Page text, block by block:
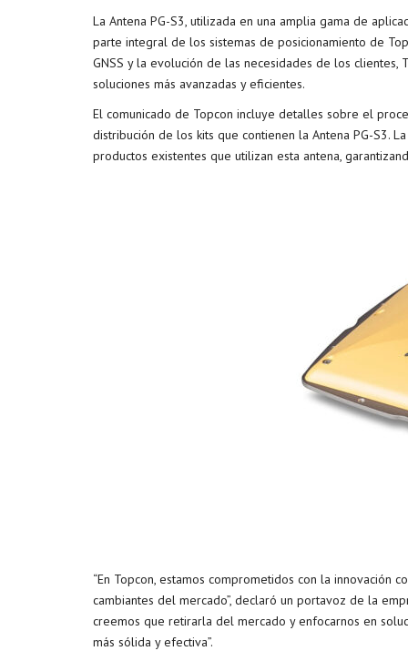
La Antena PG-S3, utilizada en una amplia gama de
parte integral de los sistemas de posicionamiento de
GNSS y la evolución de las necesidades de los
soluciones más avanzadas y eficientes.
El comunicado de Topcon incluye detalles sobre el
distribución de los kits que contienen la Antena PG-S3.
productos existentes que utilizan esta antena,
“En Topcon, estamos comprometidos con la innovación
cambiantes del mercado”, declaró un portavoz de la
creemos que retirarla del mercado y enfocarnos en
más sólida y efectiva”.